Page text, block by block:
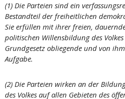
(1) Die Parteien sind ein
Bestandteil der freiheitlichen
Sie erfüllen mit ihrer freien,
politischen Willensbildung des
Grundgesetz obliegende und von
Aufgabe.
(2) Die Parteien wirken an der
des Volkes auf allen Gebieten des